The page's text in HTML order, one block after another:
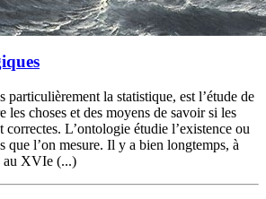
particulièrement la statistique, est l’étude de
les choses et des moyens de savoir si les
correctes. L’ontologie étudie l’existence ou
que l’on mesure. Il y a bien longtemps, à
au XVIe (...)